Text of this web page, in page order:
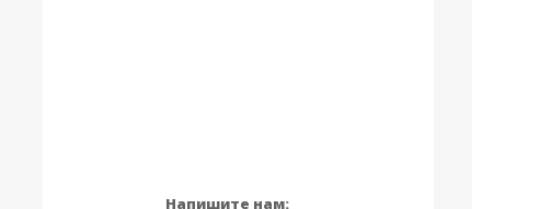
Напишите нам: